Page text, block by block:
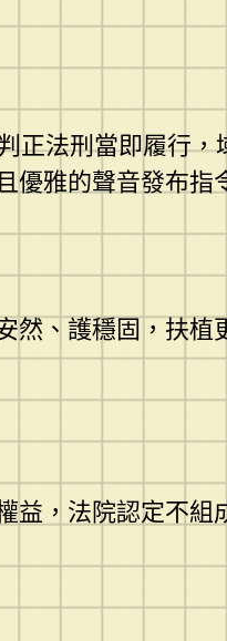
正法刑當即履行
雅的聲音發布指
然、護穩固，扶植
益，法院認定不組